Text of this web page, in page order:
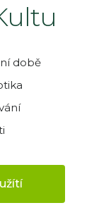
době